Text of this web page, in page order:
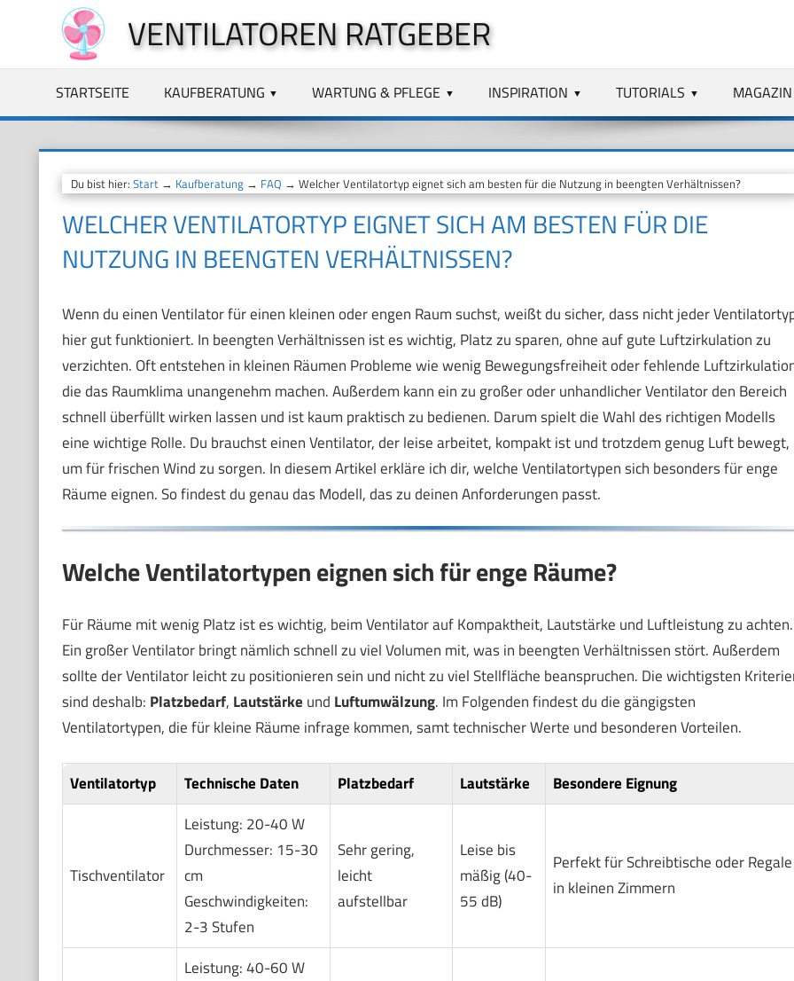
springen
VENTILATOREN RATGEBER
STARTSEITE KAUFBERATUNG WARTUNG & PFLEGE INSPIRATION TUTORIALS MAGAZIN
Du bist hier: Start→ Kaufberatung→ FAQ → Welcher Ventilatortyp eignet sich am besten für die Nutzung in beengten Verhältnissen?
WELCHER VENTILATORTYP EIGNET SICH AM BESTEN FÜR DIE
NUTZUNG IN BEENGTEN VERHÄLTNISSEN?
Wenn du einen Ventilator für einen kleinen oder engen Raum suchst, weißt du sicher, dass nicht jeder
hier gut funktioniert. In beengten Verhältnissen ist es wichtig, Platz zu sparen, ohne auf gute Luftzirkulation zu
verzichten. Oft entstehen in kleinen Räumen Probleme wie wenig Bewegungsfreiheit oder fehlende
die das Raumklima unangenehm machen. Außerdem kann ein zu großer oder unhandlicher Ventilator den Bereich
schnell überfüllt wirken lassen und ist kaum praktisch zu bedienen. Darum spielt die Wahl des richtigen Modells
eine wichtige Rolle. Du brauchst einen Ventilator, der leise arbeitet, kompakt ist und trotzdem genug Luft bewegt,
um für frischen Wind zu sorgen. In diesem Artikel erkläre ich dir, welche Ventilatortypen sich besonders für enge
Räume eignen. So findest du genau das Modell, das zu deinen Anforderungen passt.
Welche Ventilatortypen eignen sich für enge Räume?
Für Räume mit wenig Platz ist es wichtig, beim Ventilator auf Kompaktheit, Lautstärke und Luftleistung zu achten.
Ein großer Ventilator bringt nämlich schnell zu viel Volumen mit, was in beengten Verhältnissen stört. Außerdem
sollte der Ventilator leicht zu positionieren sein und nicht zu viel Stellfläche beanspruchen. Die wichtigsten
sind deshalb: Platzbedarf, Lautstärke und Luftumwälzung. Im Folgenden findest du die gängigsten
Ventilatortypen, die für kleine Räume infrage kommen, samt technischer Werte und besonderen Vorteilen.
Ventilatortyp Technische Daten Platzbedarf Lautstärke Besondere Eignung
Tischventilator
Leistung: 20-40 W
Durchmesser: 15-30
cm
Geschwindigkeiten:
2-3 Stufen
Sehr gering,
leicht
aufstellbar
Leise bis
mäßig (40-
55 dB)
Perfekt für Schreibtische oder Regale
in kleinen Zimmern
Leistung: 40-60 W